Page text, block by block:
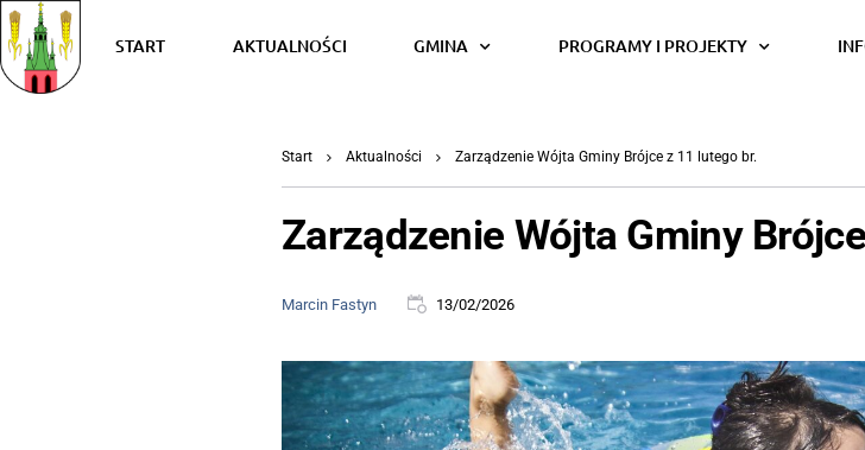
START AKTUALNOŚCI GMINA PROGRAMY I PROJEKTY
Start Aktualności Zarządzenie Wójta Gminy Brójce z 11 lutego br.
Zarządzenie Wójta Gminy
Marcin Fastyn 13/02/2026